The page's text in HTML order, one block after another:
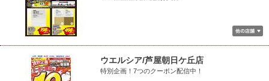
ウエルシア/芦屋朝日ケ丘店
特別企画！7つのクーポン配信中！